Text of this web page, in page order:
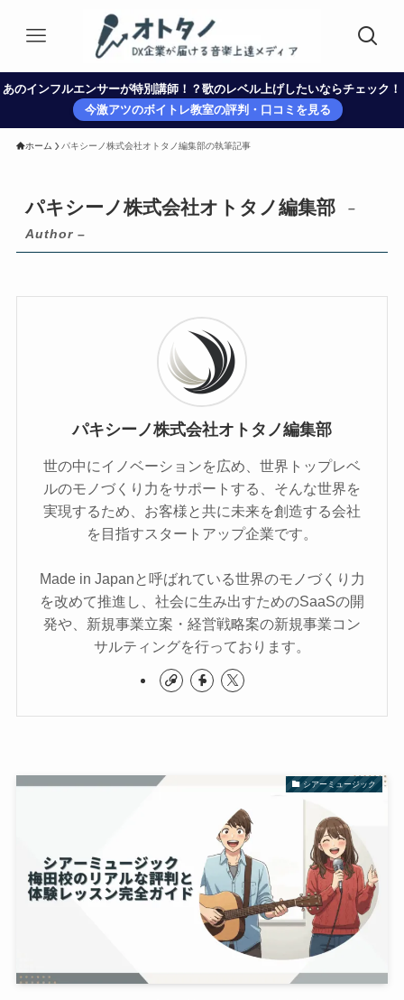
あのインフルエンサーが特別講師！？歌のレベル上げしたいならチェック！
今激アツのボイトレ教室の評判・口コミを見る
ホーム パキシーノ株式会社オトタノ編集部の執筆記事
パキシーノ株式会社オトタノ編集部
–
Author –
パキシーノ株式会社オトタノ編集部
世の中にイノベーションを広め、世界トップレベ
ルのモノづくり力をサポートする、そんな世界を
実現するため、お客様と共に未来を創造する会社
を目指すスタートアップ企業です。
Made in Japanと呼ばれている世界のモノづくり力
を改めて推進し、社会に生み出すためのSaaSの開
発や、新規事業立案・経営戦略案の新規事業コン
サルティングを行っております。
シアーミュージック